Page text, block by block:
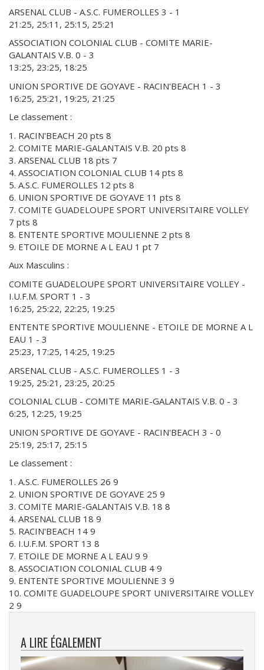
ARSENAL CLUB - A.S.C. FUMEROLLES 3 - 1
21:25, 25:11, 25:15, 25:21
ASSOCIATION COLONIAL CLUB - COMITE MARIE-
GALANTAIS V.B. 0 - 3
13:25, 23:25, 18:25
UNION SPORTIVE DE GOYAVE - RACIN'BEACH 1 - 3
16:25, 25:21, 19:25, 21:25
Le classement :
1. RACIN'BEACH 20 pts 8
2. COMITE MARIE-GALANTAIS V.B. 20 pts 8
3. ARSENAL CLUB 18 pts 7
4. ASSOCIATION COLONIAL CLUB 14 pts 8
5. A.S.C. FUMEROLLES 12 pts 8
6. UNION SPORTIVE DE GOYAVE 11 pts 8
7. COMITE GUADELOUPE SPORT UNIVERSITAIRE VOLLEY
7 pts 8
8. ENTENTE SPORTIVE MOULIENNE 2 pts 8
9. ETOILE DE MORNE A L EAU 1 pt 7
Aux Masculins :
COMITE GUADELOUPE SPORT UNIVERSITAIRE VOLLEY -
I.U.F.M. SPORT 1 - 3
16:25, 25:22, 22:25, 19:25
ENTENTE SPORTIVE MOULIENNE - ETOILE DE MORNE A L
EAU 1 - 3
25:23, 17:25, 14:25, 19:25
ARSENAL CLUB - A.S.C. FUMEROLLES 1 - 3
19:25, 25:21, 23:25, 20:25
COLONIAL CLUB - COMITE MARIE-GALANTAIS V.B. 0 - 3
6:25, 12:25, 19:25
UNION SPORTIVE DE GOYAVE - RACIN'BEACH 3 - 0
25:19, 25:17, 25:15
Le classement :
1. A.S.C. FUMEROLLES 26 9
2. UNION SPORTIVE DE GOYAVE 25 9
3. COMITE MARIE-GALANTAIS V.B. 18 8
4. ARSENAL CLUB 18 9
5. RACIN'BEACH 14 9
6. I.U.F.M. SPORT 13 8
7. ETOILE DE MORNE A L EAU 9 9
8. ASSOCIATION COLONIAL CLUB 4 9
9. ENTENTE SPORTIVE MOULIENNE 3 9
10. COMITE GUADELOUPE SPORT UNIVERSITAIRE VOLLEY
2 9
A LIRE ÉGALEMENT